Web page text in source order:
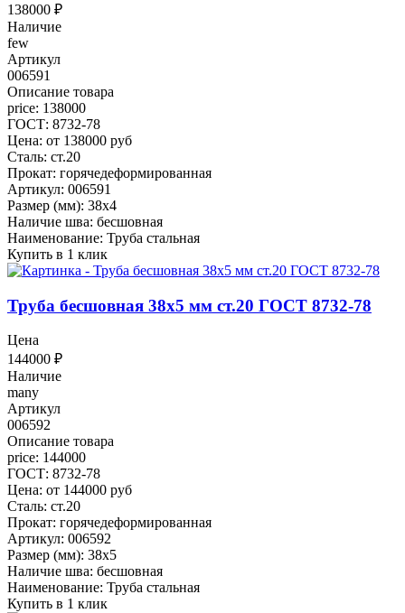
138000 ₽
Наличие
few
Артикул
006591
Описание товара
price: 138000
ГОСТ: 8732-78
Цена: от 138000 руб
Сталь: ст.20
Прокат: горячедеформированная
Артикул: 006591
Размер (мм): 38x4
Наличие шва: бесшовная
Наименование: Труба стальная
Купить в 1 клик
Труба бесшовная 38x5 мм ст.20 ГОСТ 8732-78
Цена
144000 ₽
Наличие
many
Артикул
006592
Описание товара
price: 144000
ГОСТ: 8732-78
Цена: от 144000 руб
Сталь: ст.20
Прокат: горячедеформированная
Артикул: 006592
Размер (мм): 38x5
Наличие шва: бесшовная
Наименование: Труба стальная
Купить в 1 клик